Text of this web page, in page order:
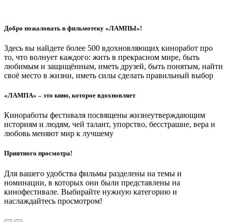
Добро пожаловать в фильмотеку «ЛАМПЫ»!
Здесь вы найдете более 500 вдохновляющих киноработ про
то, что волнует каждого: жить в прекрасном мире, быть
любимым и защищённым, иметь друзей, быть понятым, найти
своё место в жизни, иметь силы сделать правильный выбор
«ЛАМПА» – это кино, которое вдохновляет
Киноработы фестиваля посвящены жизнеутверждающим
историям и людям, чей талант, упорство, бесстрашие, вера и
любовь меняют мир к лучшему
Приятного просмотра!
Для вашего удобства фильмы разделены на темы и
номинации, в которых они были представлены на
кинофестивале. Выбирайте нужную категорию и
наслаждайтесь просмотром!